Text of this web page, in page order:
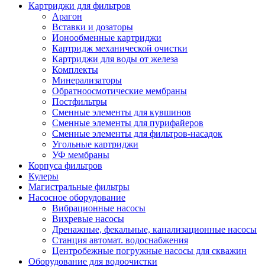
Картриджи для фильтров
Арагон
Вставки и дозаторы
Ионообменные картриджи
Картридж механической очистки
Картриджи для воды от железа
Комплекты
Минерализаторы
Обратноосмотические мембраны
Постфильтры
Сменные элементы для кувшинов
Сменные элементы для пурифайеров
Сменные элементы для фильтров-насадок
Угольные картриджи
УФ мембраны
Корпуса фильтров
Кулеры
Магистральные фильтры
Насосное оборудование
Вибрационные насосы
Вихревые насосы
Дренажные, фекальные, канализационные насосы
Станция автомат. водоснабжения
Центробежные погружные насосы для скважин
Оборудование для водоочистки